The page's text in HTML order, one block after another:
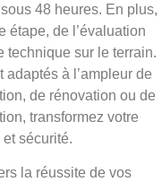
48 heures. En plus,
étape, de l’évaluation
technique sur le terrain.
à l’ampleur de
de rénovation ou de
transformez votre
sécurité.
la réussite de vos